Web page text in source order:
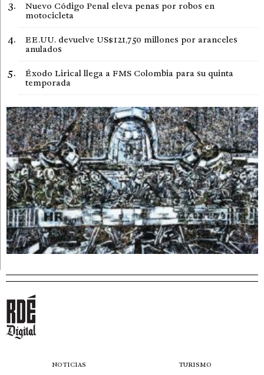
Nuevo Código Penal eleva penas por robos en
motocicleta
EE.UU. devuelve US$121,750 millones por aranceles
anulados
Éxodo Lirical llega a FMS Colombia para su quinta
temporada
NOTICIAS
TURISMO